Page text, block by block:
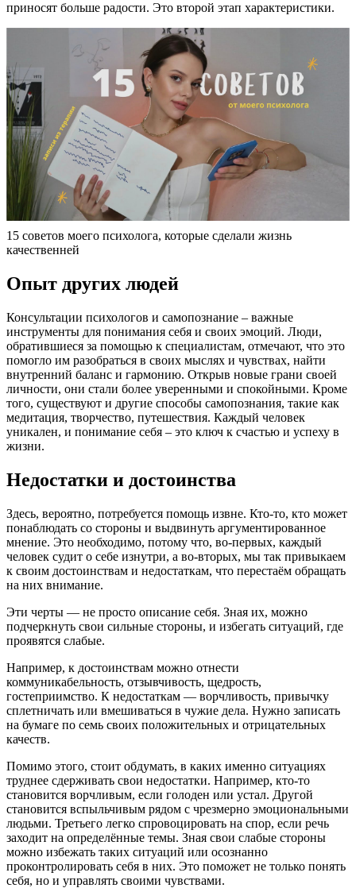
приносят больше радости. Это второй этап характеристики.
15 советов моего психолога, которые сделали жизнь
качественней
Опыт других людей
Консультации психологов и самопознание – важные
инструменты для понимания себя и своих эмоций. Люди,
обратившиеся за помощью к специалистам, отмечают, что это
помогло им разобраться в своих мыслях и чувствах, найти
внутренний баланс и гармонию. Открыв новые грани своей
личности, они стали более уверенными и спокойными. Кроме
того, существуют и другие способы самопознания, такие как
медитация, творчество, путешествия. Каждый человек
уникален, и понимание себя – это ключ к счастью и успеху в
жизни.
Недостатки и достоинства
Здесь, вероятно, потребуется помощь извне. Кто-то, кто может
понаблюдать со стороны и выдвинуть аргументированное
мнение. Это необходимо, потому что, во-первых, каждый
человек судит о себе изнутри, а во-вторых, мы так привыкаем
к своим достоинствам и недостаткам, что перестаём обращать
на них внимание.
Эти черты — не просто описание себя. Зная их, можно
подчеркнуть свои сильные стороны, и избегать ситуаций, где
проявятся слабые.
Например, к достоинствам можно отнести
коммуникабельность, отзывчивость, щедрость,
гостеприимство. К недостаткам — ворчливость, привычку
сплетничать или вмешиваться в чужие дела. Нужно записать
на бумаге по семь своих положительных и отрицательных
качеств.
Помимо этого, стоит обдумать, в каких именно ситуациях
труднее сдерживать свои недостатки. Например, кто-то
становится ворчливым, если голоден или устал. Другой
становится вспыльчивым рядом с чрезмерно эмоциональными
людьми. Третьего легко спровоцировать на спор, если речь
заходит на определённые темы. Зная свои слабые стороны
можно избежать таких ситуаций или осознанно
проконтролировать себя в них. Это поможет не только понять
себя, но и управлять своими чувствами.